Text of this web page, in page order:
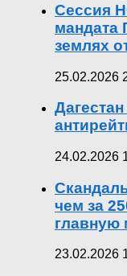
Сессия
мандата
землях
25.02.2026
24.02.2026
чем за
главную
23.02.2026